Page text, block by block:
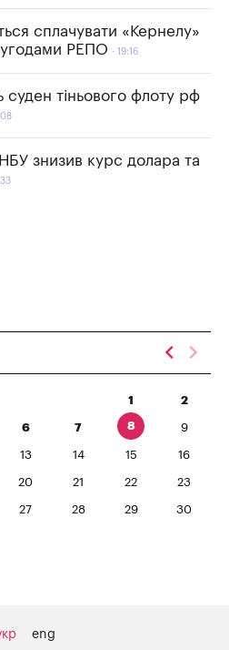
сплачувати «Кернелу»
РЕПО
19:16
суден тіньового флоту рф
знизив курс долара та
1 2
6 7 8 9
13 14 15 16
20 21 22 23
27 28 29 30
eng